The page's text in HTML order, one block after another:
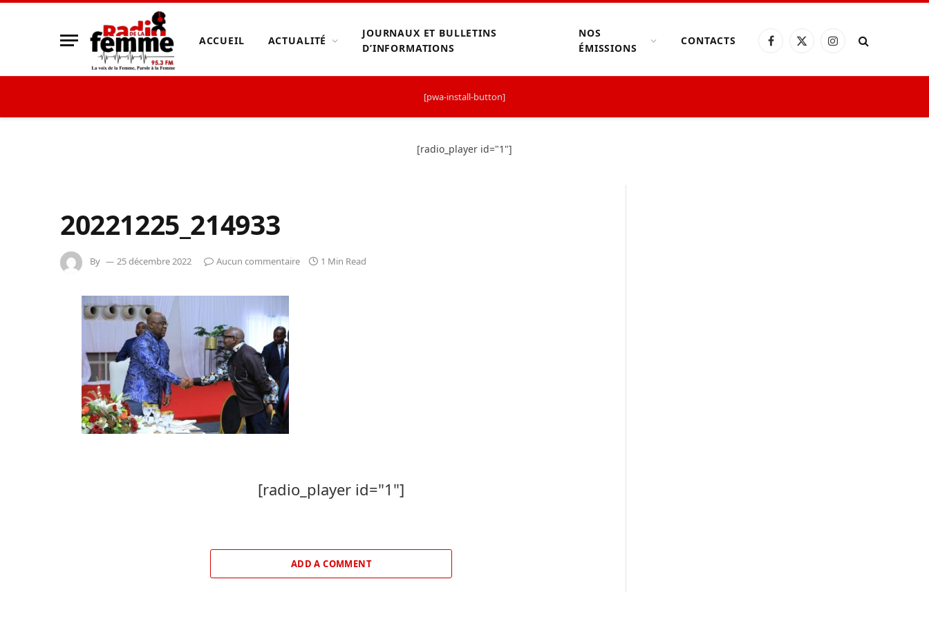
ACCUEIL ACTUALITÉ
JOURNAUX ET BULLETINS
D’INFORMATIONS
NOS
ÉMISSIONS
CONTACTS Facebook
X
Instagram
[pwa-install-button]
[radio_player id="1"]
20221225_214933
By 25 décembre 2022 Aucun commentaire 1 Min Read
[radio_player id="1"]
ADD A COMMENT